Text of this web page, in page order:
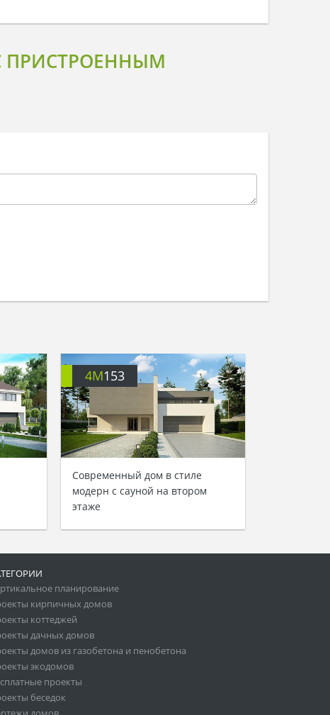
ПРИСТРОЕННЫМ
4M153
Современный дом в стиле
модерн с сауной на втором
этаже
планирование
кирпичных домов
коттеджей
дачных домов
домов из газобетона и пенобетона
экодомов
проекты
беседок